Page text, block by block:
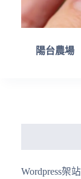
陽台農場
Wordpress架站